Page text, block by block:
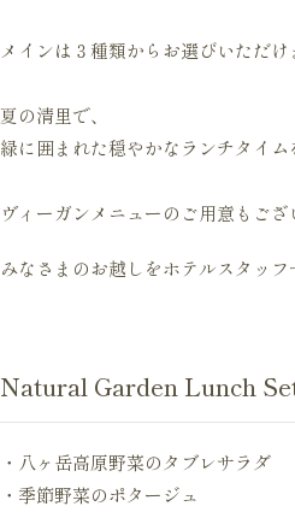
メインは３種類からお選びいただけ
夏の清里で、
緑に囲まれた穏やかなランチタイ
ヴィーガンメニューのご用意もござ
みなさまのお越しをホテルスタッフ
Natural Garden Lunch
・八ヶ岳高原野菜のタブレサラダ
・季節野菜のポタージュ